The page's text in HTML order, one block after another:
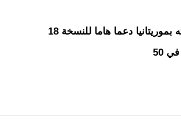
قدم الاتحاد الروسي عبر سفارته بموريتانيا دعما هاما للنسخة 18
50